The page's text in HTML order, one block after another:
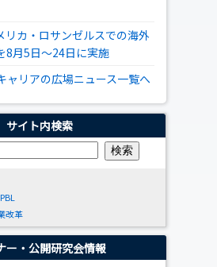
リカ・ロサンゼルスでの海外
8月5日～24日に実施
ャリアの広場ニュース一覧へ
サイト内検索
PBL
改革
ー・公開研究会情報